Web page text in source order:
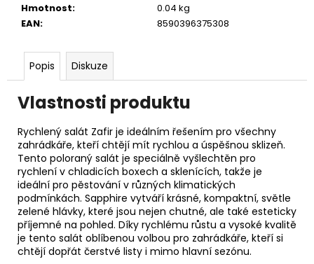
Hmotnost:
0.04 kg
EAN: 8590396375308
Popis Diskuze
Vlastnosti produktu
Rychlený salát Zafir je ideálním řešením pro všechny
zahrádkáře, kteří chtějí mít rychlou a úspěšnou sklizeň.
Tento poloraný salát je speciálně vyšlechtěn pro
rychlení v chladicích boxech a sklenících, takže je
ideální pro pěstování v různých klimatických
podmínkách. Sapphire vytváří krásné, kompaktní, světle
zelené hlávky, které jsou nejen chutné, ale také esteticky
příjemné na pohled. Díky rychlému růstu a vysoké kvalitě
je tento salát oblíbenou volbou pro zahrádkáře, kteří si
chtějí dopřát čerstvé listy i mimo hlavní sezónu.
PURINA
PRO
FORTIFLORA
PLUS
30X
2
G
682
Kč